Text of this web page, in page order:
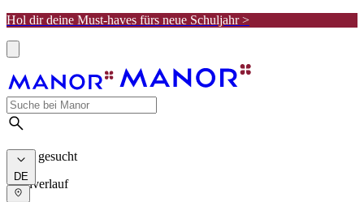
Hol dir deine Must-haves fürs neue Schuljahr >
Meist gesucht
Suchverlauf
DE